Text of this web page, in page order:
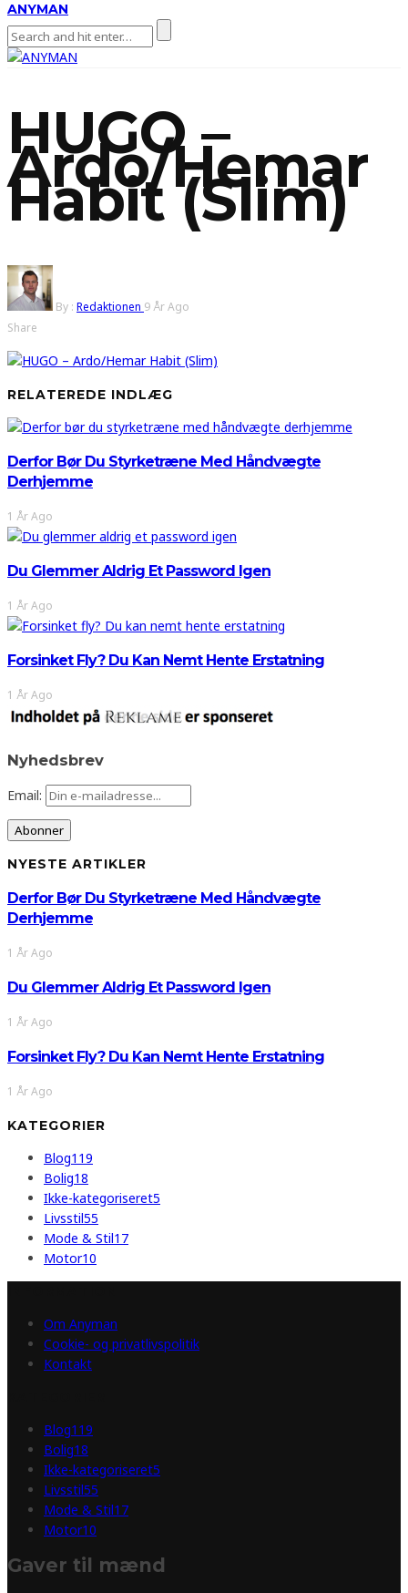
ANYMAN
HUGO –
Ardo/Hemar
Habit (Slim)
By : Redaktionen 9 År Ago
Share
RELATEREDE INDLÆG
Derfor Bør Du Styrketræne Med Håndvægte
Derhjemme
1 År Ago
Du Glemmer Aldrig Et Password Igen
1 År Ago
Forsinket Fly? Du Kan Nemt Hente Erstatning
1 År Ago
Nyhedsbrev
Email:
NYESTE ARTIKLER
Derfor Bør Du Styrketræne Med Håndvægte
Derhjemme
1 År Ago
Du Glemmer Aldrig Et Password Igen
1 År Ago
Forsinket Fly? Du Kan Nemt Hente Erstatning
1 År Ago
KATEGORIER
Blog119
Bolig18
Ikke-kategoriseret5
Livsstil55
Mode & Stil17
Motor10
Om Anyman
Cookie- og privatlivspolitik
Kontakt
Blog119
Bolig18
Ikke-kategoriseret5
Livsstil55
Mode & Stil17
Motor10
Gaver til mænd